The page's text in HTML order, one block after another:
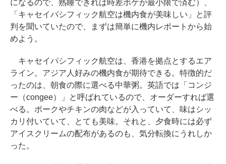
になるので、熟睡できれば時差ボケが最小限で済む）、
「キャセイパシフィック航空は機内食が美味しい」と評
判を聞いていたので、まずは簡単に機内レポートから始
めよう。
キャセイパシフィック航空は、香港を拠点とするエア
ライン。アジア人好みの機内食が期待できる。特徴的だ
ったのは、朝食の際に選べる中華粥。英語では「コンジ
ー（congee）」と呼ばれているので、オーダーすれば選
べる。ポークやチキンの肉などが入っていて、味はシッ
カリ付いていて、とても美味。それと、夕食時には必ず
アイスクリームの配布があるのも、気分転換にうれしか
った。